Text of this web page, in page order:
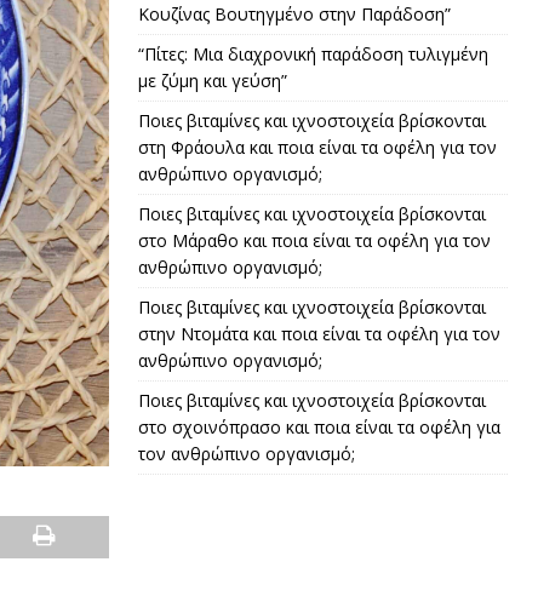
Κουζίνας Βουτηγμένο στην Παράδοση”
“Πίτες: Μια διαχρονική παράδοση τυλιγμένη
με ζύμη και γεύση”
Ποιες βιταμίνες και ιχνοστοιχεία βρίσκονται
στη Φράουλα και ποια είναι τα οφέλη για τον
ανθρώπινο οργανισμό;
Ποιες βιταμίνες και ιχνοστοιχεία βρίσκονται
στο Μάραθο και ποια είναι τα οφέλη για τον
ανθρώπινο οργανισμό;
Ποιες βιταμίνες και ιχνοστοιχεία βρίσκονται
στην Ντομάτα και ποια είναι τα οφέλη για τον
ανθρώπινο οργανισμό;
Ποιες βιταμίνες και ιχνοστοιχεία βρίσκονται
στο σχοινόπρασο και ποια είναι τα οφέλη για
τον ανθρώπινο οργανισμό;